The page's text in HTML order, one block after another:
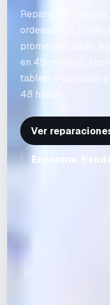
Reparamos
ordenadores y
promesas claras:
en 45 minutos,
tablets y consolas
48 horas.
Ver
Encontrar